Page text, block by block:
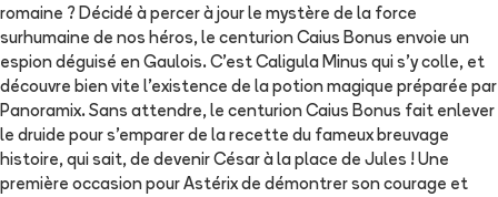
romaine ? Décidé à percer à jour le mystère de la force
surhumaine de nos héros, le centurion Caius Bonus envoie un
espion déguisé en Gaulois. C’est Caligula Minus qui s’y colle, et
découvre bien vite l’existence de la potion magique préparée par
Panoramix. Sans attendre, le centurion Caius Bonus fait enlever
le druide pour s’emparer de la recette du fameux breuvage
histoire, qui sait, de devenir César à la place de Jules ! Une
première occasion pour Astérix de démontrer son courage et